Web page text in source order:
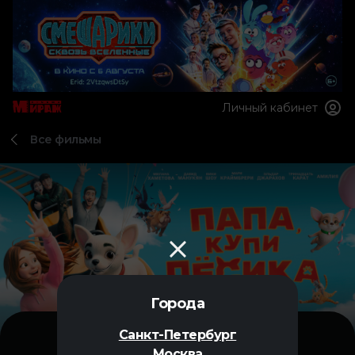
Города
Санкт-Петербург
Личный кабинет
Все фильмы